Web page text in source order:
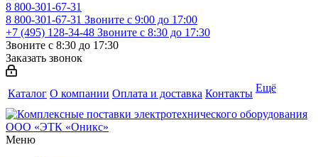
8 800-301-67-31
8 800-301-67-31 Звоните с 9:00 до 17:00
+7 (495) 128-34-48 Звоните с 8:30 до 17:30
Звоните с 8:30 до 17:30
Заказать звонок
Каталог О компании Оплата и доставка Контакты Ещё
Меню